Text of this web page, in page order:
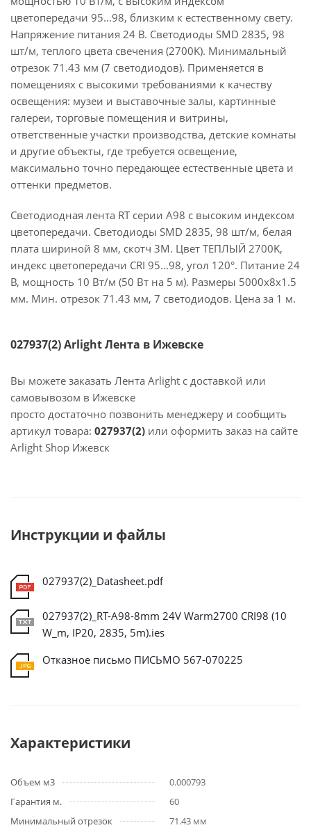
цветопередачи 95...98, близким к естественному свету.
Напряжение питания 24 В. Светодиоды SMD 2835, 98
шт/м, теплого цвета свечения (2700K). Минимальный
отрезок 71.43 мм (7 светодиодов). Применяется в
помещениях с высокими требованиями к качеству
освещения: музеи и выставочные залы, картинные
галереи, торговые помещения и витрины,
ответственные участки производства, детские комнаты
и другие объекты, где требуется освещение,
максимально точно передающее естественные цвета и
оттенки предметов.
Светодиодная лента RT серии A98 с высоким индексом
цветопередачи. Светодиоды SMD 2835, 98 шт/м, белая
плата шириной 8 мм, скотч 3М. Цвет ТЕПЛЫЙ 2700K,
индекс цветопередачи CRI 95...98, угол 120°. Питание 24
В, мощность 10 Вт/м (50 Вт на 5 м). Размеры 5000х8х1.5
мм. Мин. отрезок 71.43 мм, 7 светодиодов. Цена за 1 м.
027937(2) Arlight Лента в Ижевске
Вы можете заказать Лента Arlight с доставкой или
самовывозом в Ижевске
просто достаточно позвонить менеджеру и сообщить
артикул товара: 027937(2) или оформить заказ на сайте
Arlight Shop Ижевск
Инструкции и файлы
027937(2)_Datasheet.pdf
027937(2)_RT-A98-8mm 24V Warm2700 CRI98 (10
W_m, IP20, 2835, 5m).ies
Отказное письмо ПИСЬМО 567-070225
Характеристики
Объем м3
0.000793
Гарантия м.
60
Минимальный отрезок
71.43 мм